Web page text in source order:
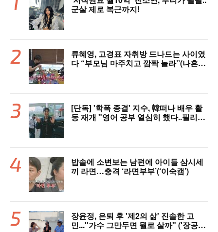
군살 제로 복근까지!
류혜영, 고경표 자취방 드나드는 사이였
다 “부모님 마주치고 깜짝 놀라”(나혼자
[단독] '학폭 종결' 지수, 韓떠나 배우 활
동 재개 "영어 공부 열심히 했다..필리핀
밥솥에 소변보는 남편에 아이들 삼시세
끼 라면…충격 ‘라면부부’(‘이숙캠’)
장윤정, 은퇴 후 '제2의 삶' 진솔한 고
민..."가수 그만두면 뭘로 살까" ('장공장